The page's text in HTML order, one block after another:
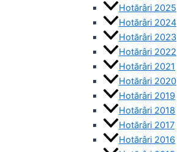
Hotărâri 2025
Hotărâri 2024
Hotărâri 2023
Hotărâri 2022
Hotărâri 2021
Hotărâri 2020
Hotărâri 2019
Hotărâri 2018
Hotărâri 2017
Hotărâri 2016